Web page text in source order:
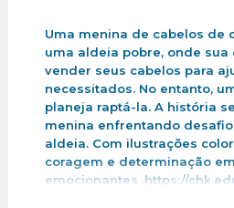
Uma menina de cabelos de
uma aldeia pobre, onde sua
vender seus cabelos para
necessitados. No entanto,
planeja raptá-la. A história
menina enfrentando
aldeia. Com ilustrações
coragem e determinação
emocionantes .https://